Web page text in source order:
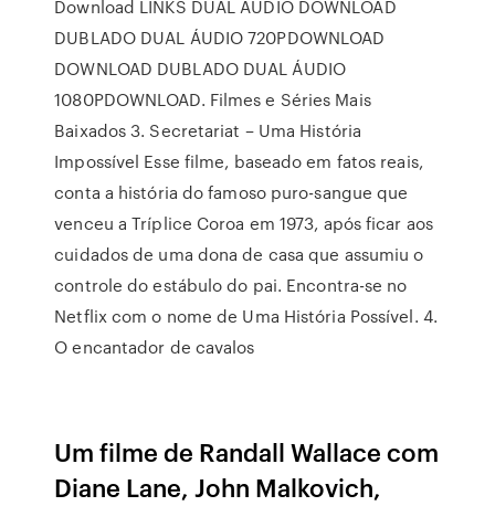
Download LINKS DUAL ÁUDIO DOWNLOAD
DUBLADO DUAL ÁUDIO 720PDOWNLOAD
DOWNLOAD DUBLADO DUAL ÁUDIO
1080PDOWNLOAD. Filmes e Séries Mais
Baixados 3. Secretariat – Uma História
Impossível Esse filme, baseado em fatos reais,
conta a história do famoso puro-sangue que
venceu a Tríplice Coroa em 1973, após ficar aos
cuidados de uma dona de casa que assumiu o
controle do estábulo do pai. Encontra-se no
Netflix com o nome de Uma História Possível. 4.
O encantador de cavalos
Um filme de Randall Wallace com
Diane Lane, John Malkovich,